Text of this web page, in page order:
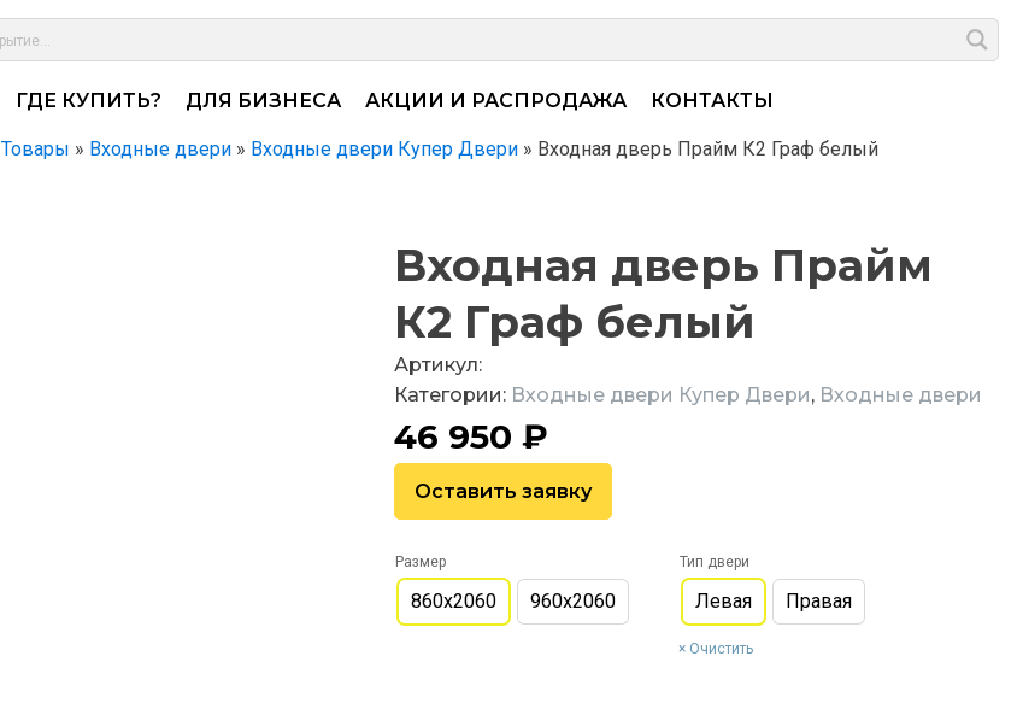
ГДЕ КУПИТЬ? ДЛЯ БИЗНЕСА АКЦИИ И РАСПРОДАЖА КОНТАКТЫ
Товары » Входные двери» Входные двери Купер Двери» Входная дверь Прайм К2 Граф белый
Входная дверь Прайм
К2 Граф белый
Артикул:
Категории: Входные двери Купер Двери, Входные двери
46 950 ₽
Оставить заявку
Размер
860х2060 960х2060
Тип двери
Левая Правая
Очистить